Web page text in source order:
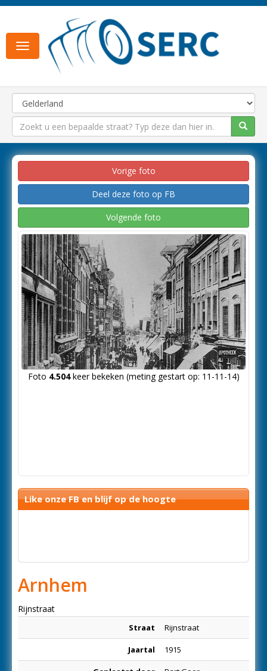
Toggle
navigation
Vorige foto
Deel deze foto op FB
Volgende foto
Foto 4.504keer bekeken (meting gestart op: 11-11-14)
Like onze FB en blijf op de hoogte
Arnhem
Rijnstraat
Straat Rijnstraat
Jaartal 1915